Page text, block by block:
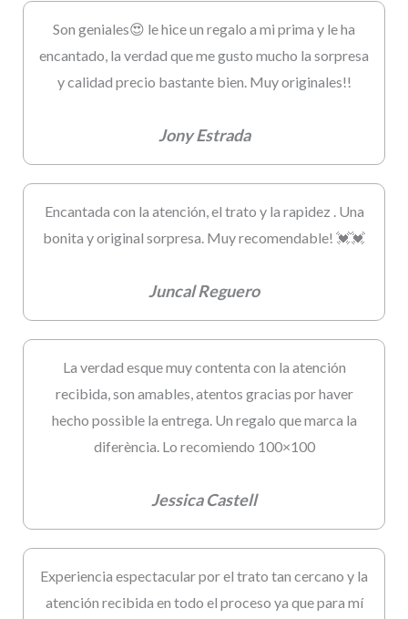
Son geniales😍 le hice un regalo a mi prima y le ha
encantado, la verdad que me gusto mucho la sorpresa
y calidad precio bastante bien. Muy originales!!
Jony Estrada
Encantada con la atención, el trato y la rapidez . Una
bonita y original sorpresa. Muy recomendable! 💓💓
Juncal Reguero
La verdad esque muy contenta con la atención
recibida, son amables, atentos gracias por haver
hecho possible la entrega. Un regalo que marca la
diferència. Lo recomiendo 100×100
Jessica Castell
Experiencia espectacular por el trato tan cercano y la
atención recibida en todo el proceso ya que para mí